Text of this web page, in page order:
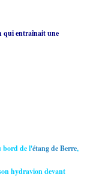
qui entraînait une
bord de l'étang de Berre,
hydravion devant